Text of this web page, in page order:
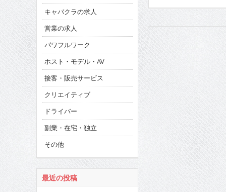
キャバクラの求人
営業の求人
パワフルワーク
ホスト・モデル・AV
接客・販売サービス
クリエイティブ
ドライバー
副業・在宅・独立
その他
最近の投稿